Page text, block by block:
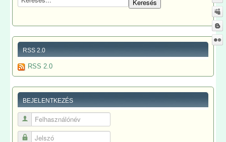
RSS 2.0
RSS 2.0
BEJELENTKEZÉS
Felhasználónév
Jelszó